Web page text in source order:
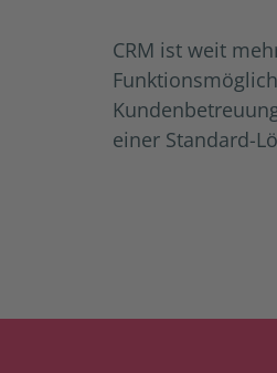
CRM ist weit
einer Standard-